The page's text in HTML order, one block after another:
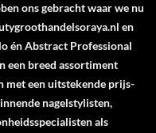
ons gebracht waar we nu
en
énAbstract Professional
een breed assortiment
met een uitstekende prijs-
nagelstylisten,
als